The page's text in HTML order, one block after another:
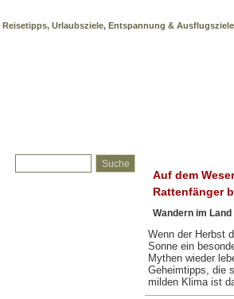
Reisetipps, Urlaubsziele, Entspannung & Ausflugsziele
Auf dem
Rattenfänger
Wandern im
Wenn der Herbst
Sonne ein
Mythen wieder
Geheimtipps, die
milden Klima ist